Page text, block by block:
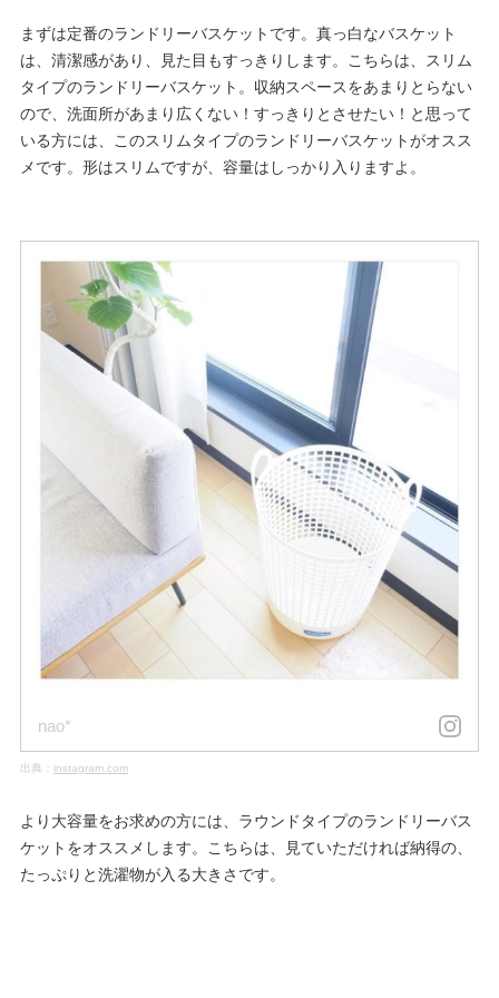
まずは定番のランドリーバスケットです。真っ白なバスケット
は、清潔感があり、見た目もすっきりします。こちらは、スリム
タイプのランドリーバスケット。収納スペースをあまりとらない
ので、洗面所があまり広くない！すっきりとさせたい！と思って
いる方には、このスリムタイプのランドリーバスケットがオスス
メです。形はスリムですが、容量はしっかり入りますよ。
nao*
出典： instagram.com
より大容量をお求めの方には、ラウンドタイプのランドリーバス
ケットをオススメします。こちらは、見ていただければ納得の、
たっぷりと洗濯物が入る大きさです。